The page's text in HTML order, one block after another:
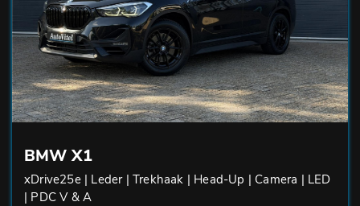
BMW X1
xDrive25e | Leder | Trekhaak | Head-Up | Camera | LED
| PDC V & A